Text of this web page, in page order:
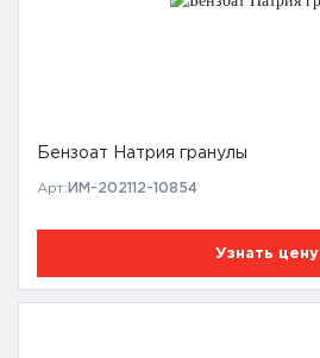
Бензоат Натрия гранулы
Арт: ИМ-202112-10854
Узнать цену